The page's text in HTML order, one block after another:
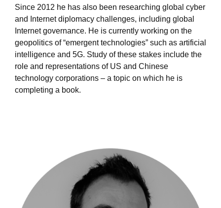
Since 2012 he has also been researching global cyber
and Internet diplomacy challenges, including global
Internet governance. He is currently working on the
geopolitics of “emergent technologies” such as artificial
intelligence and 5G. Study of these stakes include the
role and representations of US and Chinese
technology corporations – a topic on which he is
completing a book.